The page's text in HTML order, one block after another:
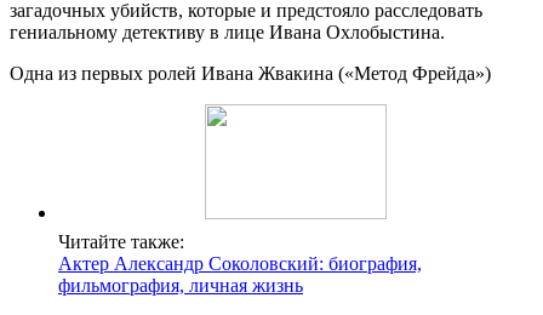
загадочных убийств, которые и предстояло расследовать
гениальному детективу в лице Ивана Охлобыстина.
Одна из первых ролей Ивана Жвакина («Метод Фрейда»)
Читайте также:
Актер Александр Соколовский: биография,
фильмография, личная жизнь